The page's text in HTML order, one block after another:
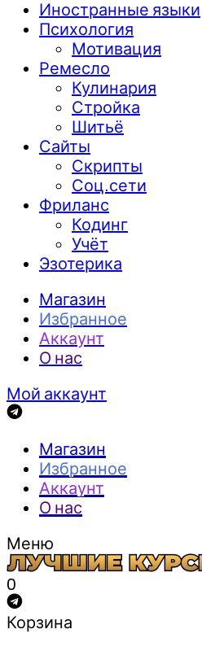
Иностранные языки
Психология
Мотивация
Ремесло
Кулинария
Стройка
Шитьё
Сайты
Скрипты
Соц.сети
Фриланс
Кодинг
Учёт
Эзотерика
Магазин
Избранное
Аккаунт
О нас
Мой аккаунт
Магазин
Избранное
Аккаунт
О нас
Меню
0
Корзина